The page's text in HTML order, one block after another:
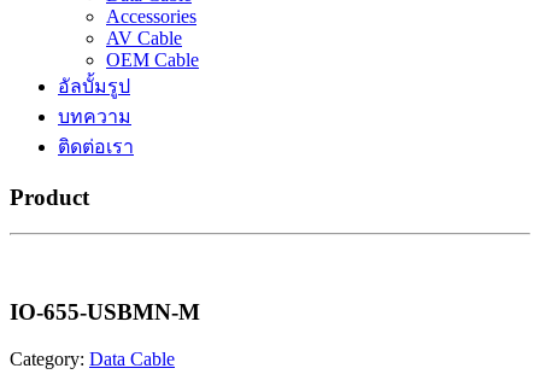
Accessories
AV Cable
OEM Cable
อัลบั้มรูป
บทความ
ติดต่อเรา
Product
IO-655-USBMN-M
Category: Data Cable